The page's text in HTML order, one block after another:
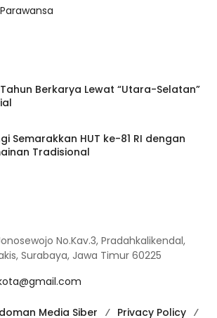
Berkarya Lewat “Utara-Selatan”
Semarakkan HUT ke-81 RI dengan
Tradisional
No.Kav.3, Pradahkalikendal,
Surabaya, Jawa Timur 60225
Media Siber Privacy Policy